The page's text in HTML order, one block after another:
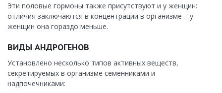
Эти половые гормоны также присутствуют и у женщин:
отличия заключаются в концентрации в организме – у
женщин она гораздо меньше.
ВИДЫ АНДРОГЕНОВ
Установлено несколько типов активных веществ,
секретируемых в организме семенниками и
надпочечниками: